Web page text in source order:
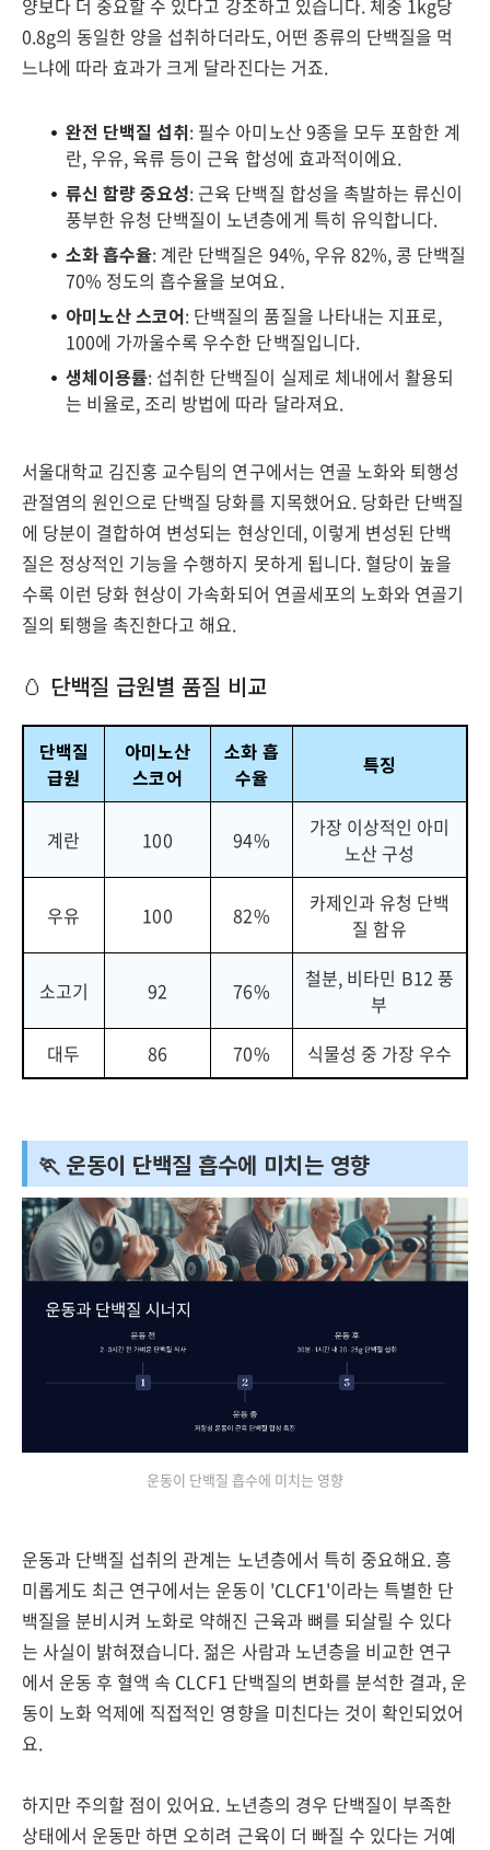
양보다 더 중요할 수 있다고 강조하고 있습니다. 체중 1kg당
0.8g의 동일한 양을 섭취하더라도, 어떤 종류의 단백질을 먹
느냐에 따라 효과가 크게 달라진다는 거죠.
완전 단백질 섭취: 필수 아미노산 9종을 모두 포함한 계
란, 우유, 육류 등이 근육 합성에 효과적이에요.
류신 함량 중요성: 근육 단백질 합성을 촉발하는 류신이
풍부한 유청 단백질이 노년층에게 특히 유익합니다.
소화 흡수율: 계란 단백질은 94%, 우유 82%, 콩 단백질
70% 정도의 흡수율을 보여요.
아미노산 스코어: 단백질의 품질을 나타내는 지표로,
100에 가까울수록 우수한 단백질입니다.
생체이용률: 섭취한 단백질이 실제로 체내에서 활용되
는 비율로, 조리 방법에 따라 달라져요.
서울대학교 김진홍 교수팀의 연구에서는 연골 노화와 퇴행성
관절염의 원인으로 단백질 당화를 지목했어요. 당화란 단백질
에 당분이 결합하여 변성되는 현상인데, 이렇게 변성된 단백
질은 정상적인 기능을 수행하지 못하게 됩니다. 혈당이 높을
수록 이런 당화 현상이 가속화되어 연골세포의 노화와 연골기
질의 퇴행을 촉진한다고 해요.
🥚 단백질 급원별 품질 비교
단백질
급원
아미노산
스코어
소화 흡
수율
특징
계란 100 94%
가장 이상적인 아미
노산 구성
우유 100 82%
카제인과 유청 단백
질 함유
소고기 92 76%
철분, 비타민 B12 풍
부
대두
86 70% 식물성 중 가장 우수
🏃 운동이 단백질 흡수에 미치는 영향
운동이 단백질 흡수에 미치는 영향
운동과 단백질 섭취의 관계는 노년층에서 특히 중요해요. 흥
미롭게도 최근 연구에서는 운동이 'CLCF1'이라는 특별한 단
백질을 분비시켜 노화로 약해진 근육과 뼈를 되살릴 수 있다
는 사실이 밝혀졌습니다. 젊은 사람과 노년층을 비교한 연구
에서 운동 후 혈액 속 CLCF1 단백질의 변화를 분석한 결과, 운
동이 노화 억제에 직접적인 영향을 미친다는 것이 확인되었어
요.
하지만 주의할 점이 있어요. 노년층의 경우 단백질이 부족한
상태에서 운동만 하면 오히려 근육이 더 빠질 수 있다는 거예